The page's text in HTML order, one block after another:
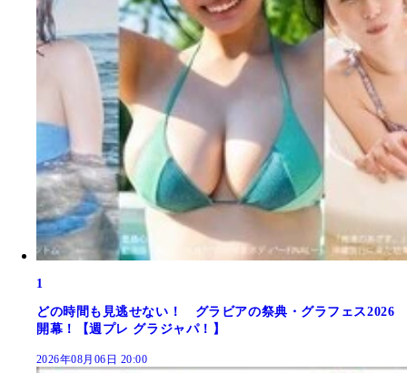
1
どの時間も見逃せない！ グラビアの祭典・グラフェス2026
開幕！【週プレ グラジャパ！】
2026年08月06日 20:00